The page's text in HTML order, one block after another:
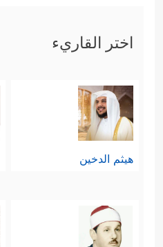
اختر القاريء
هيثم الدخين